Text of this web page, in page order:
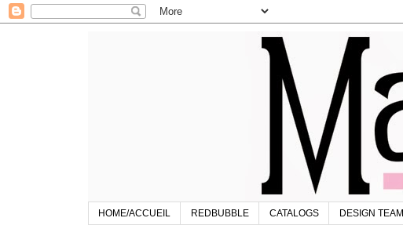
HOME/ACCUEIL REDBUBBLE CATALOGS DESIGN TEAM